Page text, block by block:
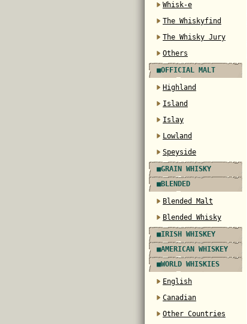
Whisk-e
The Whiskyfind
The Whisky Jury
Others
■OFFICIAL MALT
Highland
Island
Islay
Lowland
Speyside
■GRAIN WHISKY
■BLENDED
Blended Malt
Blended Whisky
■IRISH WHISKEY
■AMERICAN WHISKEY
■WORLD WHISKIES
English
Canadian
Other Countries